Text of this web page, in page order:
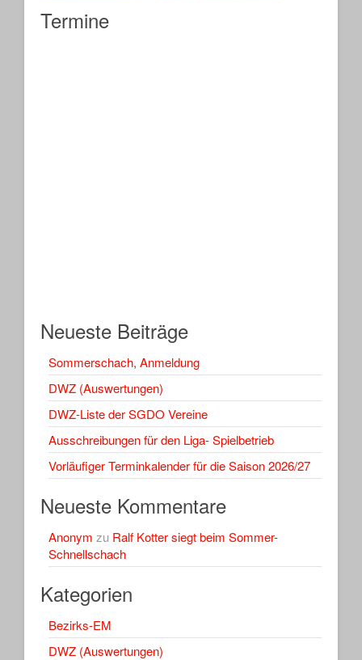
Termine
Neueste Beiträge
Sommerschach, Anmeldung
DWZ (Auswertungen)
DWZ-Liste der SGDO Vereine
Ausschreibungen für den Liga- Spielbetrieb
Vorläufiger Terminkalender für die Saison 2026/27
Neueste Kommentare
Anonym zu Ralf Kotter siegt beim Sommer-
Schnellschach
Kategorien
Bezirks-EM
DWZ (Auswertungen)